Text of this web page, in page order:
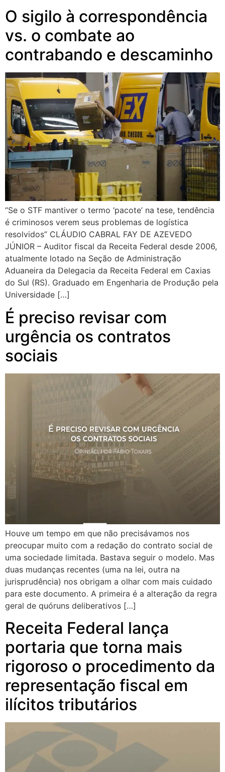
O sigilo à correspondência
vs. o combate ao
contrabando e descaminho
“Se o STF mantiver o termo ‘pacote’ na tese, tendência
é criminosos verem seus problemas de logística
resolvidos” CLÁUDIO CABRAL FAY DE AZEVEDO
JÚNIOR – Auditor fiscal da Receita Federal desde 2006,
atualmente lotado na Seção de Administração
Aduaneira da Delegacia da Receita Federal em Caxias
do Sul (RS). Graduado em Engenharia de Produção pela
Universidade […]
É preciso revisar com
urgência os contratos
sociais
Houve um tempo em que não precisávamos nos
preocupar muito com a redação do contrato social de
uma sociedade limitada. Bastava seguir o modelo. Mas
duas mudanças recentes (uma na lei, outra na
jurisprudência) nos obrigam a olhar com mais cuidado
para este documento. A primeira é a alteração da regra
geral de quóruns deliberativos […]
Receita Federal lança
portaria que torna mais
rigoroso o procedimento da
representação fiscal em
ilícitos tributários